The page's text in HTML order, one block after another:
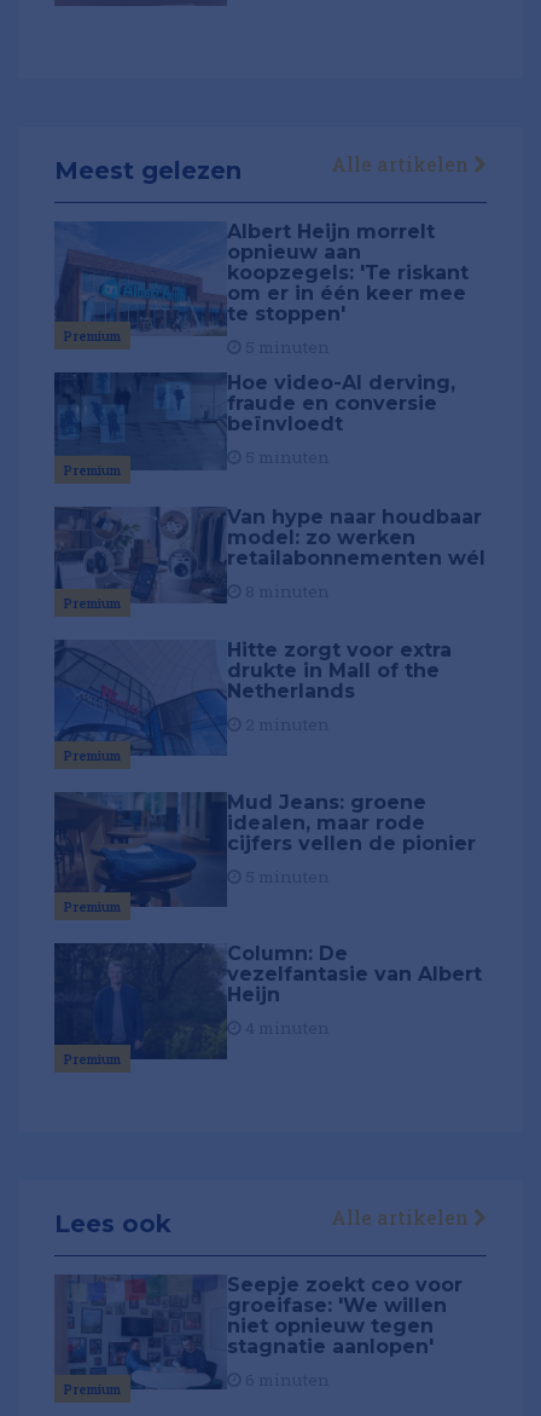
Meest gelezen Alle artikelen
Premium
Albert Heijn morrelt
opnieuw aan
koopzegels: 'Te riskant
om er in één keer mee
te stoppen'
Premium
Hoe video-AI derving,
fraude en conversie
beïnvloedt
Premium
Van hype naar houdbaar
model: zo werken
retailabonnementen wél
Premium
Hitte zorgt voor extra
drukte in Mall of the
Netherlands
Premium
Mud Jeans: groene
idealen, maar rode
cijfers vellen de pionier
Premium
Column: De
vezelfantasie van Albert
Heijn
Lees ook Alle artikelen
Premium
Seepje zoekt ceo voor
groeifase: 'We willen
niet opnieuw tegen
stagnatie aanlopen'